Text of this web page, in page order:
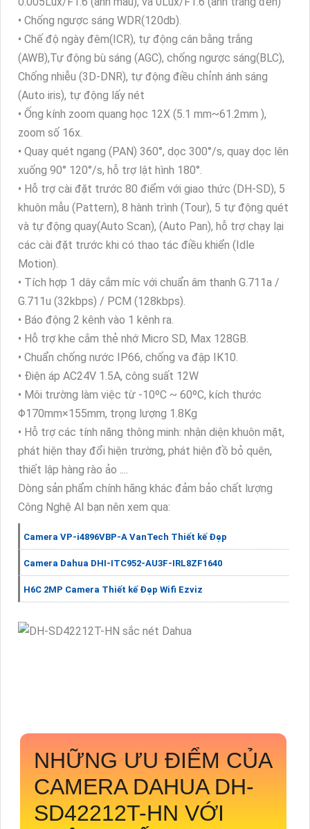
• Chống ngược sáng WDR(120db).
• Chế độ ngày đêm(ICR), tự động cân bằng trắng
(AWB),Tự động bù sáng (AGC), chống ngược sáng(BLC),
Chống nhiễu (3D-DNR), tự động điều chỉnh ánh sáng
(Auto iris), tự động lấy nét
• Ống kính zoom quang học 12X (5.1 mm~61.2mm ),
zoom số 16x.
• Quay quét ngang (PAN) 360°, dọc 300°/s, quay dọc lên
xuống 90° 120°/s, hỗ trợ lật hình 180°.
• Hỗ trợ cài đặt trước 80 điểm với giao thức (DH-SD), 5
khuôn mẫu (Pattern), 8 hành trình (Tour), 5 tự động quét
và tự động quay(Auto Scan), (Auto Pan), hỗ trợ chạy lại
các cài đặt trước khi có thao tác điều khiển (Idle
Motion).
• Tích hợp 1 dây cắm míc với chuẩn âm thanh G.711a /
G.711u (32kbps) / PCM (128kbps).
• Báo động 2 kênh vào 1 kênh ra.
• Hỗ trợ khe cắm thẻ nhớ Micro SD, Max 128GB.
• Chuẩn chống nước IP66, chống va đập IK10.
• Điện áp AC24V 1.5A, công suất 12W
• Môi trường làm việc từ -10ºC ~ 60ºC, kích thước
Φ170mm×155mm, trọng lượng 1.8Kg
• Hỗ trợ các tính năng thông minh: nhận diện khuôn mặt,
phát hiện thay đổi hiện trường, phát hiện đồ bỏ quên,
thiết lập hàng rào ảo ....
Dòng sản phẩm chính hãng khác đảm bảo chất lượng
Công Nghệ AI bạn nên xem qua:
Camera VP-i4896VBP-A VanTech Thiết kế Đẹp
Camera Dahua DHI-ITC952-AU3F-IRL8ZF1640
H6C 2MP Camera Thiết kế Đẹp Wifi Ezviz
NHỮNG ƯU ĐIỂM CỦA
CAMERA DAHUA DH-
SD42212T-HN VỚI